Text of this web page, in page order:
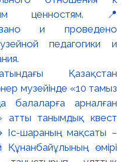
Қазақстан
музейінде «10 тамыз
балаларға арналған
танымдық квест
шараның мақсаты –
өмірі